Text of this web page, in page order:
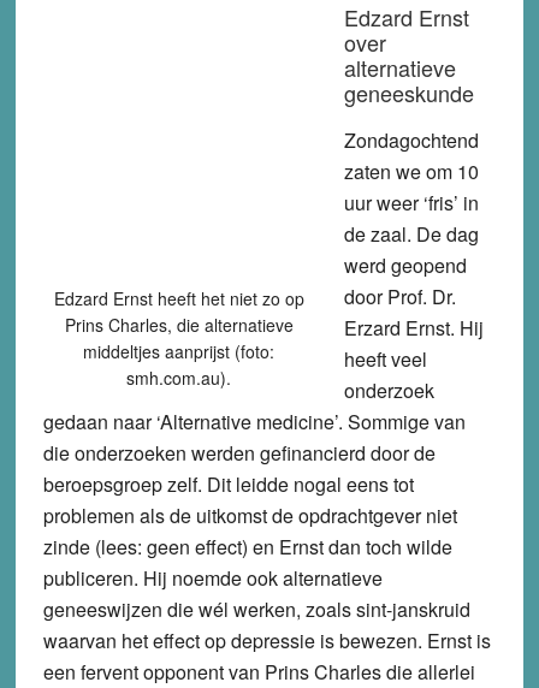
Edzard Ernst heeft het niet zo op
Prins Charles, die alternatieve
middeltjes aanprijst (foto:
smh.com.au).
Edzard Ernst
over
alternatieve
geneeskunde
Zondagochtend
zaten we om 10
uur weer ‘fris’ in
de zaal. De dag
werd geopend
door Prof. Dr.
Erzard Ernst. Hij
heeft veel
onderzoek
gedaan naar ‘Alternative medicine’. Sommige van
die onderzoeken werden gefinancierd door de
beroepsgroep zelf. Dit leidde nogal eens tot
problemen als de uitkomst de opdrachtgever niet
zinde (lees: geen effect) en Ernst dan toch wilde
publiceren. Hij noemde ook alternatieve
geneeswijzen die wél werken, zoals sint-janskruid
waarvan het effect op depressie is bewezen. Ernst is
een fervent opponent van Prins Charles die allerlei